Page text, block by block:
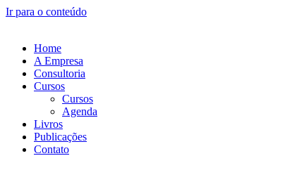
Ir para o conteúdo
Home
A Empresa
Consultoria
Cursos
Cursos
Agenda
Livros
Publicações
Contato